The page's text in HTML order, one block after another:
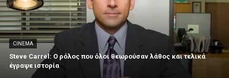
CINEMA
Steve Carrel: Ο ρόλος που όλοι θεωρούσαν λάθος και τελικά
έγραψε ιστορία